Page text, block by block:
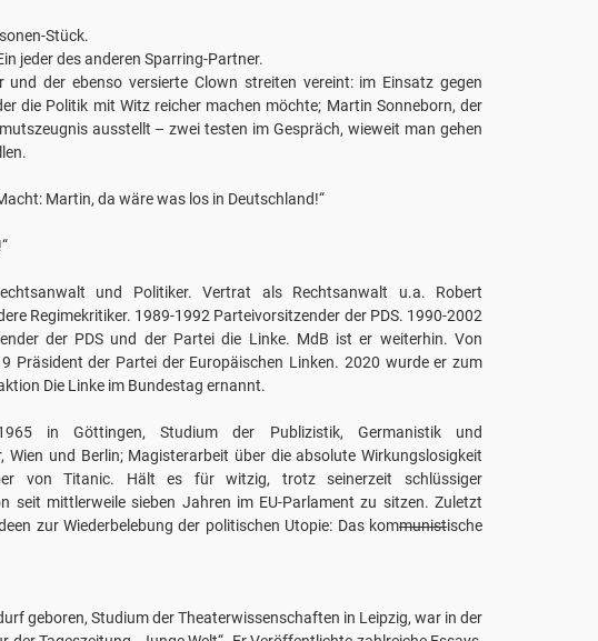
Stück.
jeder des anderen Sparring-Partner.
und der ebenso versierte Clown streiten vereint: im Einsatz gegen
die Politik mit Witz reicher machen möchte; Martin Sonneborn, der
ausstellt – zwei testen im Gespräch, wieweit man gehen
Martin, da wäre was los in Deutschland!“
und Politiker. Vertrat als Rechtsanwalt u.a. Robert
Regimekritiker. 1989-1992 Parteivorsitzender der PDS. 1990-2002
der PDS und der Partei die Linke. MdB ist er weiterhin. Von
Präsident der Partei der Europäischen Linken. 2020 wurde er zum
Die Linke im Bundestag ernannt.
in Göttingen, Studium der Publizistik, Germanistik und
Wien und Berlin; Magisterarbeit über die absolute Wirkungslosigkeit
von Titanic. Hält es für witzig, trotz seinerzeit schlüssiger
seit mittlerweile sieben Jahren im EU-Parlament zu sitzen. Zuletzt
zur Wiederbelebung der politischen Utopie: Das kommunistische
geboren, Studium der Theaterwissenschaften in Leipzig, war in der